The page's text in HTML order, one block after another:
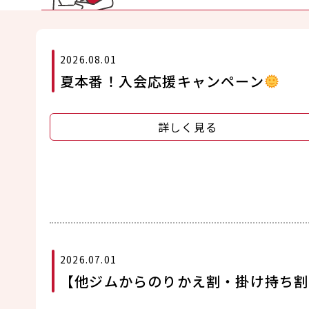
2026.08.01
夏本番！入会応援キャンペーン
詳しく見る
2026.07.01
【他ジムからのりかえ割・掛け持ち